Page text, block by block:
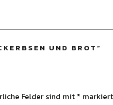
UND BROT”
Felder sind mit * markiert